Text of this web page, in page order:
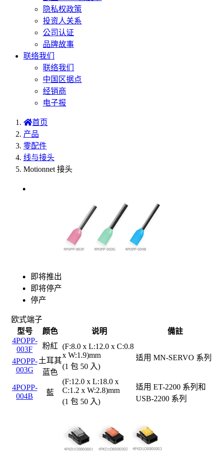
隐私权政策
投资人关系
公司认证
品牌故事
联络我们
联络我们
中国区据点
经销商
电子报
首页
产品
零配件
线与接头
Motionnet 接头
即将推出
即将停产
停产
欧式端子
型号
颜色 说明
備註
4POPP-
003F
粉紅 (F:8.0 x L:12.0 x C:0.8
x W:1.9)mm
(1 包 50 入)
适用 MN-SERVO 系列
4POPP-
003G
土耳其
蓝色
4POPP-
004B
藍
(F:12.0 x L:18.0 x
C:1.2 x W:2.8)mm
(1 包 50 入)
适用 ET-2200 系列和
USB-2200 系列